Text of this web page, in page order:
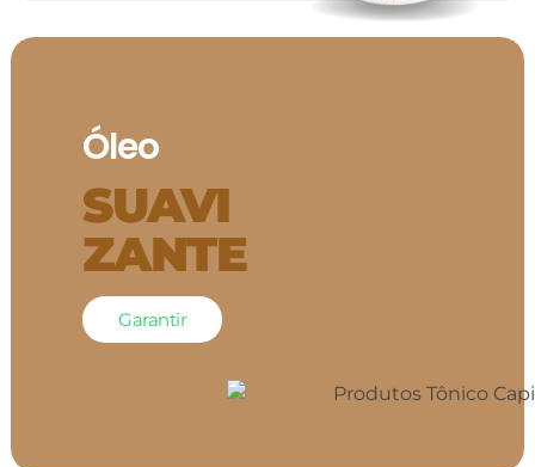
Óleo
SUAVI
ZANTE
Garantir